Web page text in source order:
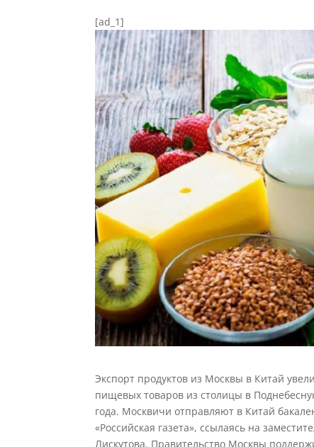
[ad_1]
Экспорт продуктов из Москвы в Китай
пищевых товаров из столицы в
года. Москвичи отправляют в Китай
«Российская газета», ссылаясь на
Лискутова. Правительство Москвы